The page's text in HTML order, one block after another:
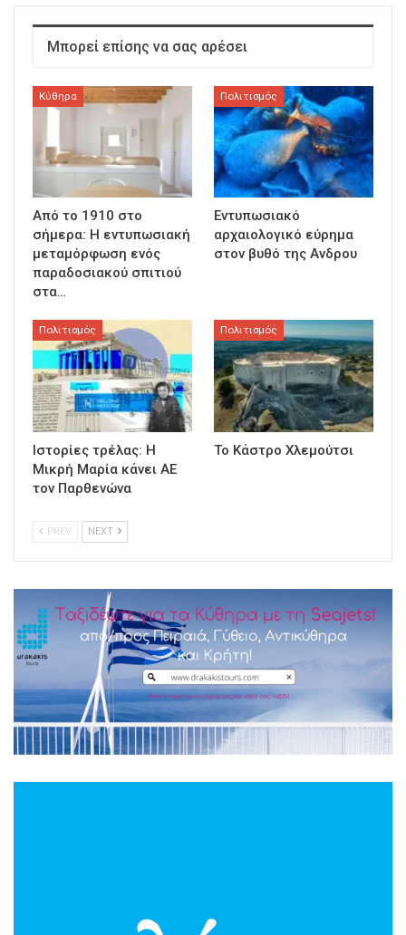
Μπορεί επίσης να σας αρέσει
Κύθηρα
Από το 1910 στο
σήμερα: Η εντυπωσιακή
μεταμόρφωση ενός
παραδοσιακού σπιτιού
στα…
Πολιτισμός
Εντυπωσιακό
αρχαιολογικό εύρημα
στον βυθό της Ανδρου
Πολιτισμός
Ιστορίες τρέλας: Η
Μικρή Μαρία κάνει ΑΕ
τον Παρθενώνα
Πολιτισμός
Το Κάστρο Χλεμούτσι
PREV NEXT